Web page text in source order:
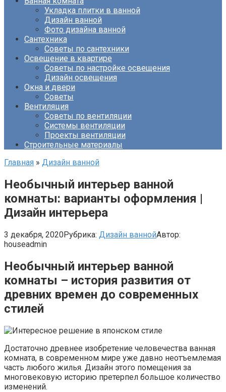
Укладка плитки в ванной
Дизайн ванной
Фото дизайна ванной
Сантехника
Советы по сантехники
Освещение в квартире
Советы по настройке освещения
Дизайн освещения
Окна и двери
Советы
Вентиляция
Советы по вентиляции
Системы вентиляции
Проекты вентиляции
Строительные материалы
Главная » Дизайн ванной
Необычный интерьер ванной
комнаты: варианты оформления |
Дизайн интерьера
3 декабря, 2020Рубрика: Дизайн ваннойАвтор:
houseadmin
Необычный интерьер ванной
комнаты – история развития от
древних времен до современных
стилей
Достаточно древнее изобретение человечества ванная
комната, в современном мире уже давно неотъемлемая
часть любого жилья. Дизайн этого помещения за
многовековую историю претерпел большое количество
изменений.